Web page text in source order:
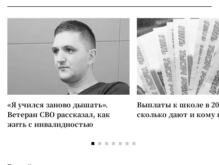
«Я учился заново дышать».
Ветеран СВО рассказал, как
жить с инвалидностью
Выплаты к школе в
сколько дают и